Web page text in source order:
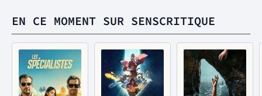
EN CE MOMENT SUR SENSCRITIQUE